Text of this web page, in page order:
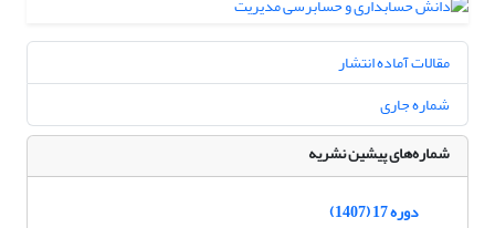
مقالات آماده انتشار
شماره جاری
شماره‌های پیشین نشریه
دوره 17 (1407)